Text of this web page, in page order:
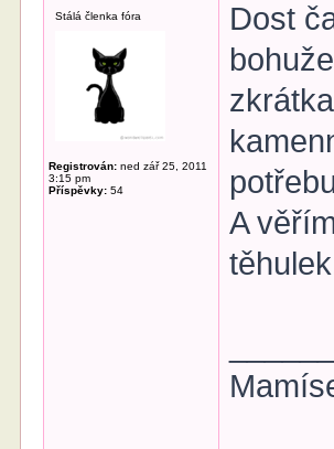
Stálá členka fóra
Registrován: ned zář 25, 2011
3:15 pm
Příspěvky: 54
Dost
A